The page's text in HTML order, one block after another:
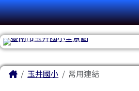
跳至主內容區
台南市玉井國小
導覽列
主內容區域
Home玉井國小 常用連結
頁尾區域